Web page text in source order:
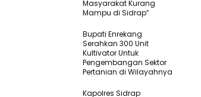
Masyarakat Kurang
Mampu di Sidrap”
Bupati Enrekang
Serahkan 300 Unit
Kultivator Untuk
Pengembangan Sektor
Pertanian di Wilayahnya
Kapolres Sidrap